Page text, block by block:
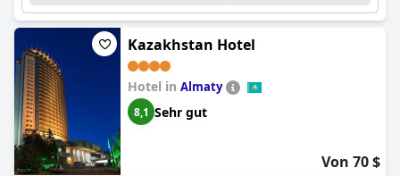
Kazakhstan Hotel
Hotel in Almaty
8,1 Sehr gut
Von 70 $